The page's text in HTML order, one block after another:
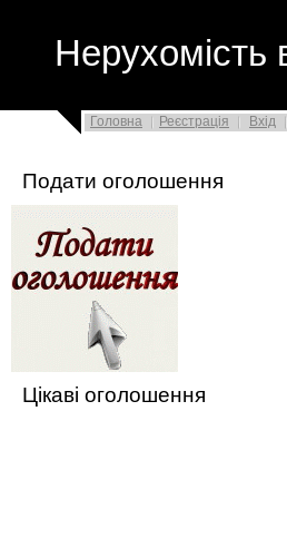
Нерухомість
Головна Реєстрація Вхід
Подати оголошення
Цікаві оголошення